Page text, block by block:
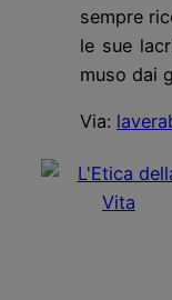
sempre
le sue
muso dai
Via: